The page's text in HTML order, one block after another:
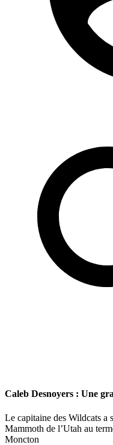
Caleb Desnoyers : Une
Le capitaine des Wildcats a
Mammoth de l’Utah au
Moncton